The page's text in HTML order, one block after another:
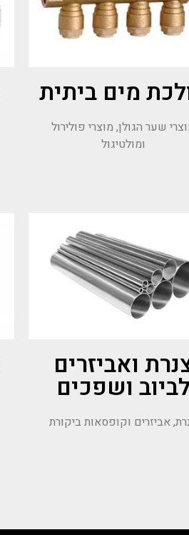
מים ביתית
שער הגולן, מוצרי פולירול
ומולטיגול
ואביזרים
לביוב ושפכים
אביזרים וקופסאות ביקורת